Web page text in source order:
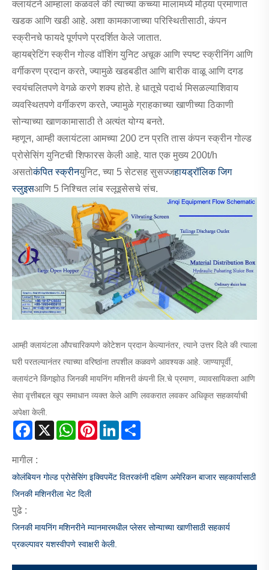
क्लायंटने आम्हाला कळवले की त्याच्या कच्च्या मालामध्ये मोठ्या प्रमाणात
खडक आणि खडी आहे. अशा कामकाजाच्या परिस्थितीसाठी, कंपन
स्क्रीनचे फायदे पूर्णपणे प्रदर्शित केले जातात.
व्हायब्रेटिंग स्क्रीन गोल्ड वॉशिंग युनिट अचूक आणि स्पष्ट स्क्रीनिंग आणि
वर्गीकरण प्रदान करते, ज्यामुळे खडबडीत आणि बारीक वाळू आणि दगड
स्वयंचलितपणे वेगळे करणे शक्य होते. हे धातूचे पदार्थ मिसळल्याशिवाय
व्यवस्थितपणे वर्गीकरण करते, ज्यामुळे ग्राहकाच्या खाणीच्या ठिकाणी
सोन्याच्या खाणकामासाठी ते अत्यंत योग्य बनते.
म्हणून, आम्ही क्लायंटला आमच्या 200 टन प्रति तास कंपन स्क्रीन गोल्ड
प्रोसेसिंग युनिटची शिफारस केली आहे. यात एक मुख्य 200t/h
असतोकंपित स्क्रीनयुनिट, च्या 5 सेटसह सुसज्जहायड्रॉलिक जिग
स्लुइसआणि 5 निश्चित लांब स्लूइसेसचे संच.
आम्ही क्लायंटला औपचारिकपणे कोटेशन प्रदान केल्यानंतर, त्याने उत्तर दिले की त्याला
घरी परतल्यानंतर त्याच्या वरिष्ठांना तपशील कळवणे आवश्यक आहे. जाण्यापूर्वी,
क्लायंटने किंगझोउ जिनकी मायनिंग मशिनरी कंपनी लि.चे प्रमाण, व्यावसायिकता आणि
सेवा वृत्तीबद्दल खूप समाधान व्यक्त केले आणि लवकरात लवकर अधिकृत सहकार्याची
अपेक्षा केली.
Facebook
X WhatsApp
PinterestLinkedIn
मागील :
कोलंबियन गोल्ड प्रोसेसिंग इक्विपमेंट वितरकांनी दक्षिण अमेरिकन बाजार सहकार्यासाठी
जिनकी मशिनरीला भेट दिली
पुढे :
जिनकी मायनिंग मशिनरीने म्यानमारमधील प्लेसर सोन्याच्या खाणीसाठी सहकार्य
प्रकल्पावर यशस्वीपणे स्वाक्षरी केली.